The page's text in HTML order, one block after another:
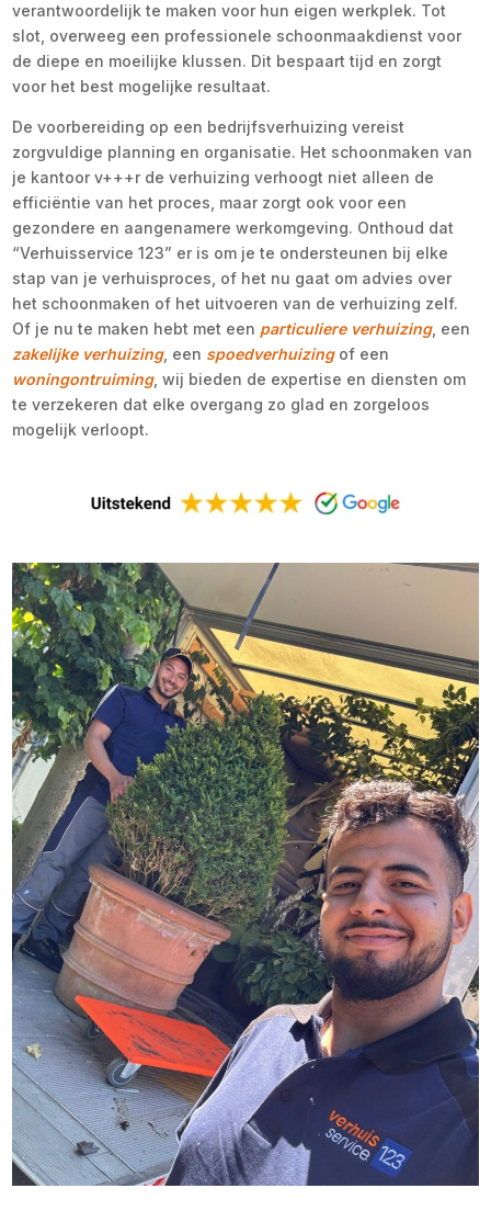
verantwoordelijk te maken voor hun eigen werkplek. Tot
slot, overweeg een professionele schoonmaakdienst voor
de diepe en moeilijke klussen. Dit bespaart tijd en zorgt
voor het best mogelijke resultaat.
De voorbereiding op een bedrijfsverhuizing vereist
zorgvuldige planning en organisatie. Het schoonmaken van
je kantoor v+++r de verhuizing verhoogt niet alleen de
efficiëntie van het proces, maar zorgt ook voor een
gezondere en aangenamere werkomgeving. Onthoud dat
“Verhuisservice 123” er is om je te ondersteunen bij elke
stap van je verhuisproces, of het nu gaat om advies over
het schoonmaken of het uitvoeren van de verhuizing zelf.
Of je nu te maken hebt met een particuliere verhuizing, een
zakelijke verhuizing, een spoedverhuizingof een
woningontruiming, wij bieden de expertise en diensten om
te verzekeren dat elke overgang zo glad en zorgeloos
mogelijk verloopt.